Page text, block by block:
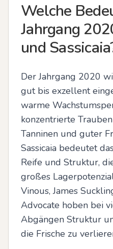
Welche
Jahrgang
und
Der Jahrgang 2020
gut bis exzellent
warme
konzentrierte
Tanninen und guter
Sassicaia bedeutet
Reife und Struktur,
großes
Vinous, James
Advocate hoben bei
Abgängen Struktur
die Frische zu